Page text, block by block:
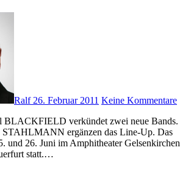
Ralf26. Februar 2011 Keine Kommentare
ergänzen das Line-Up. Das
und 26. Juni im Amphitheater Gelsenkirchen
statt.…